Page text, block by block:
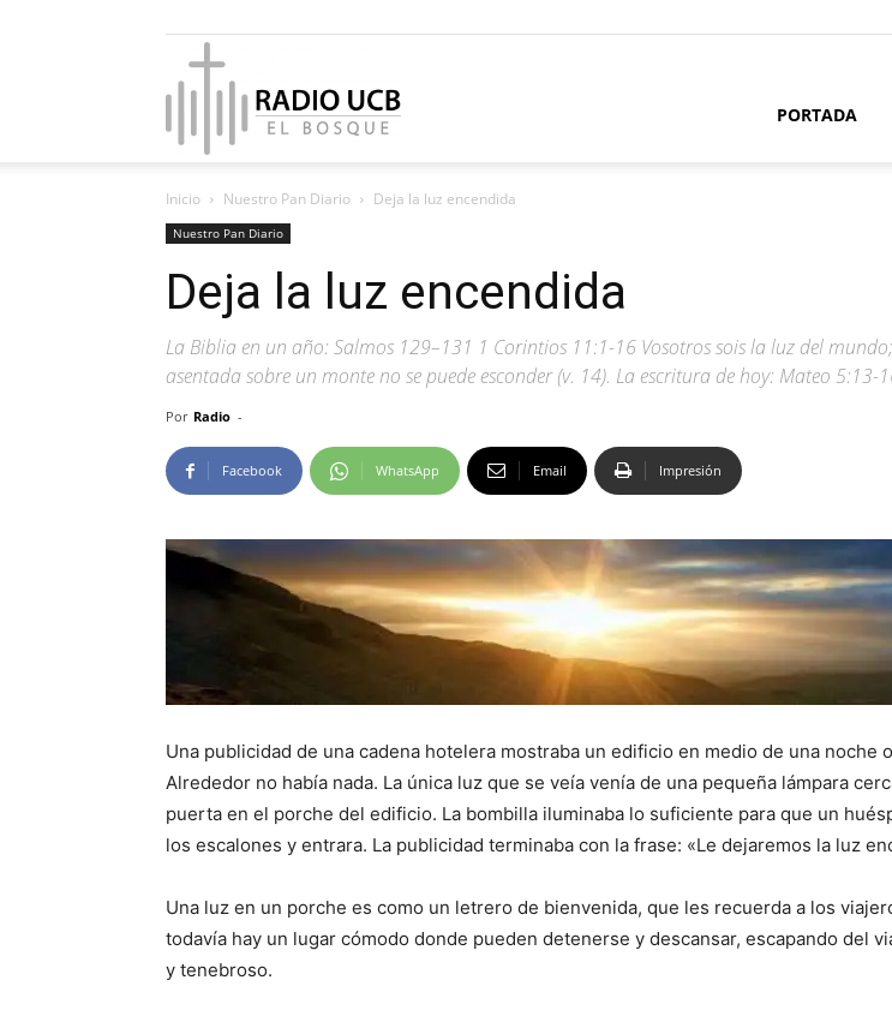
Radio
El
Bosque
PORTADA
Inicio Nuestro Pan Diario Deja la luz encendida
Nuestro Pan Diario
Deja la luz encendida
La Biblia en un año: Salmos 129–131 1 Corintios 11:1-16 Vosotros sois la luz del
asentada sobre un monte no se puede esconder (v. 14). La escritura de hoy: Mateo 5:13-
Por Radio -
Facebook WhatsApp Email Impresión
Una publicidad de una cadena hotelera mostraba un edificio en medio de una noche
Alrededor no había nada. La única luz que se veía venía de una pequeña lámpara
puerta en el porche del edificio. La bombilla iluminaba lo suficiente para que un
los escalones y entrara. La publicidad terminaba con la frase: «Le dejaremos la luz
Una luz en un porche es como un letrero de bienvenida, que les recuerda a los
todavía hay un lugar cómodo donde pueden detenerse y descansar, escapando del
y tenebroso.